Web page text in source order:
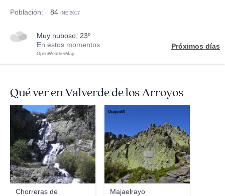
Población: 84 INE 2017
muy nuboso, 23º
En estos momentos
OpenWeatherMap
Próximos días
Qué ver en Valverde de los Arroyos
Chorreras de
Valakirka
Majaelrayo
Ocejon60